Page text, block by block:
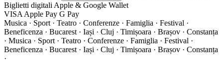
Biglietti digitali Apple & Google Wallet
VISA Apple Pay G Pay
Musica · Sport · Teatro · Conferenze · Famiglia · Festival ·
Beneficenza · Bucarest · Iași · Cluj · Timișoara · Brașov · Constanța
· Musica · Sport · Teatro · Conferenze · Famiglia · Festival ·
Beneficenza · Bucarest · Iași · Cluj · Timișoara · Brașov · Constanța
·